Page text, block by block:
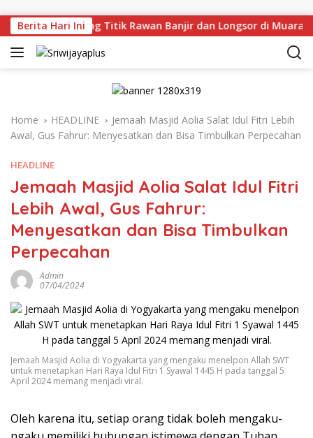
Berita Hari Ini
Tinjau Langsung Titik Rawan Banjir dan Longsor di Muara
Home HEADLINE
Jemaah Masjid Aolia Salat Idul Fitri Lebih
Awal, Gus Fahrur: Menyesatkan dan Bisa Timbulkan Perpecahan
HEADLINE
Jemaah Masjid Aolia Salat Idul Fitri
Lebih Awal, Gus Fahrur:
Menyesatkan dan Bisa Timbulkan
Perpecahan
Admin
07/04/2024
Jemaah Masjid Aolia di Yogyakarta yang mengaku menelpon Allah SWT
untuk menetapkan Hari Raya Idul Fitri 1 Syawal 1445 H pada tanggal 5
April 2024 memang menjadi viral.
Oleh karena itu, setiap orang tidak boleh mengaku-